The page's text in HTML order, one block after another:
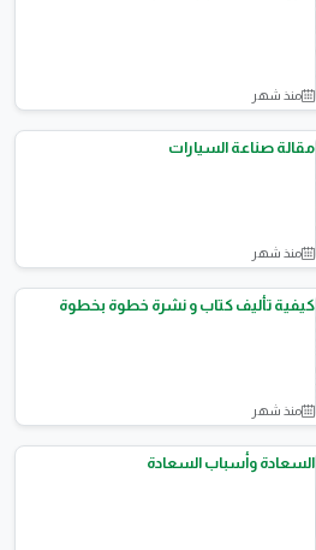
منذ شهر
مقالة صناعة السيارات
منذ شهر
كيفية تأليف كتاب و نشرة خطوة بخطوة
منذ شهر
السعادة وأسباب السعادة